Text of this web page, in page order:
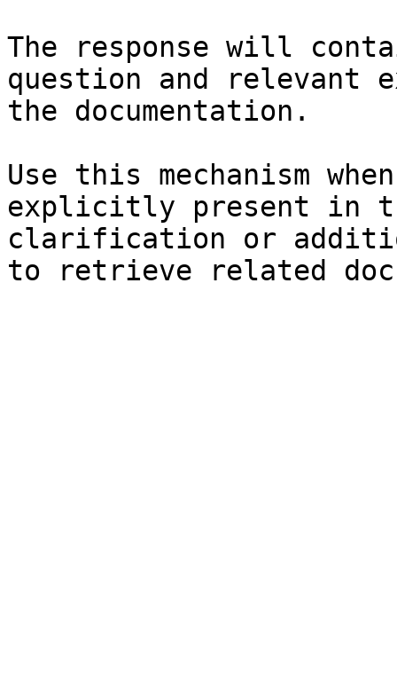
The response will
question and relevant
the documentation.
Use this mechanism
explicitly present in
clarification or